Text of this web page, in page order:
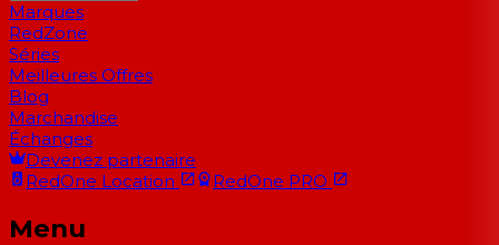
Marques
RedZone
Séries
Meilleures Offres
Blog
Marchandise
Échanges
Devenez partenaire
RedOne Location RedOne PRO
Menu